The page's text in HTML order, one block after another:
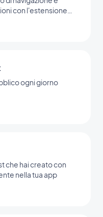
con l'estensione
ogni giorno
che hai creato con
nella tua app